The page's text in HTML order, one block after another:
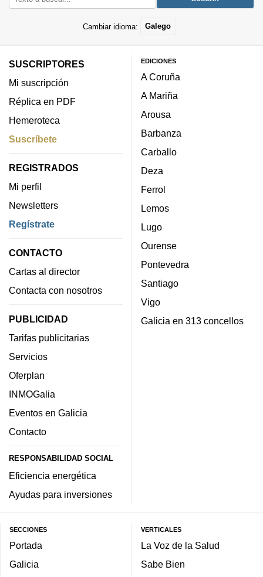
Cambiar idioma: Galego
SUSCRIPTORES
Mi suscripción
Réplica en PDF
Hemeroteca
Suscríbete
REGISTRADOS
Mi perfil
Newsletters
Regístrate
CONTACTO
Cartas al director
Contacta con nosotros
PUBLICIDAD
Tarifas publicitarias
Servicios
Oferplan
INMOGalia
Eventos en Galicia
Contacto
RESPONSABILIDAD SOCIAL
Eficiencia energética
Ayudas para inversiones
EDICIONES
A Coruña
A Mariña
Arousa
Barbanza
Carballo
Deza
Ferrol
Lemos
Lugo
Ourense
Pontevedra
Santiago
Vigo
Galicia en 313 concellos
SECCIONES
Portada
Galicia
VERTICALES
La Voz de la Salud
Sabe Bien